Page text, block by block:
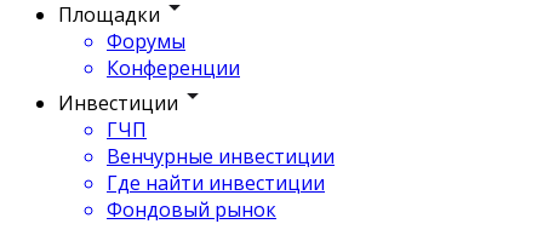
Площадки
Форумы
Конференции
Инвестиции
ГЧП
Венчурные инвестиции
Где найти инвестиции
Фондовый рынок